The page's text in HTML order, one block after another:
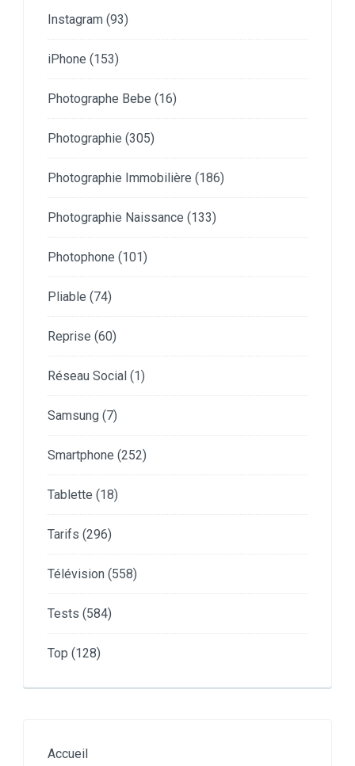
Instagram (93)
iPhone (153)
Photographe Bebe (16)
Photographie (305)
Photographie Immobilière (186)
Photographie Naissance (133)
Photophone (101)
Pliable (74)
Reprise (60)
Réseau Social (1)
Samsung (7)
Smartphone (252)
Tablette (18)
Tarifs (296)
Télévision (558)
Tests (584)
Top (128)
Accueil